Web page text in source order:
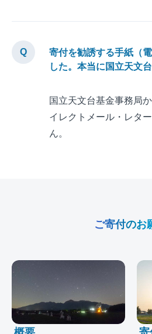
寄付を勧誘する手紙（
した。本当に国立天文
国立天文台基金事務局
イレクトメール・レタ
ん。
ご寄付のお